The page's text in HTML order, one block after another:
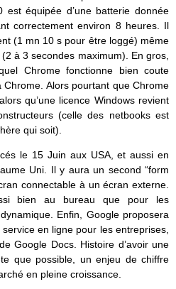
équipée d’une batterie donnée
correctement environ 8 heures. Il
(1 mn 10 s pour être loggé) même
à 3 secondes maximum). En gros,
Chrome fonctionne bien coute
Chrome. Alors pourtant que Chrome
qu’une licence Windows revient
(celle des netbooks est
qui soit).
le 15 Juin aux USA, et aussi en
Uni. Il y aura un second “form
connectable à un écran externe.
bien au bureau que pour les
Enfin, Google proposera
en ligne pour les entreprises,
Google Docs. Histoire d’avoir une
que possible, un enjeu de chiffre
en pleine croissance.